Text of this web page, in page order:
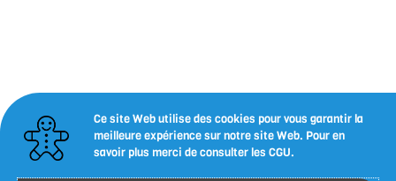
Ce site Web utilise des cookies pour vous garantir la
meilleure expérience sur notre site Web. Pour en
savoir plus merci de consulter les CGU.